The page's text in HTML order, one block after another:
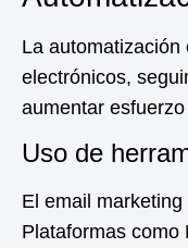
La
electrónicos,
aumentar
Uso de
El email
Plataformas como